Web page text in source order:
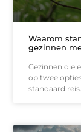
Waarom
gezinnen
Gezinnen die
op twee
standaard